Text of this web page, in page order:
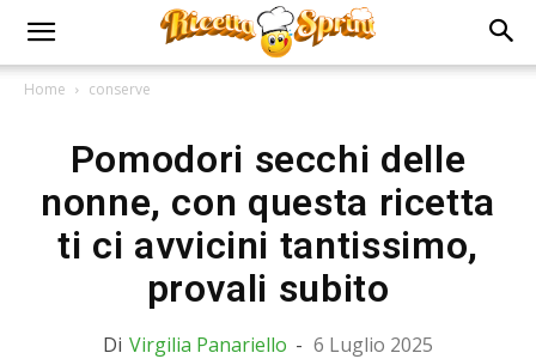
Home conserve
Pomodori secchi delle
nonne, con questa ricetta
ti ci avvicini tantissimo,
provali subito
Di Virgilia Panariello - 6 Luglio 2025